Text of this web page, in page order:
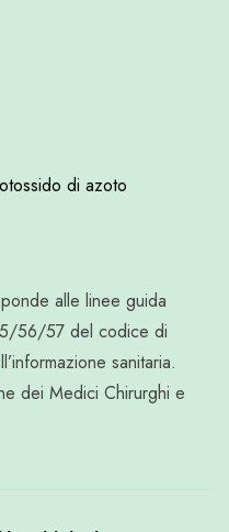
di azoto
alle linee guida
56/57 del codice di
sanitaria.
dei Medici Chirurghi e